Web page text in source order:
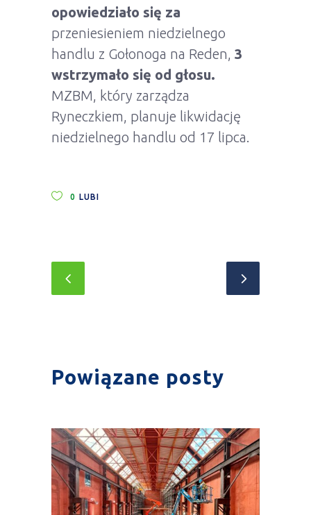
opowiedziało się za
przeniesieniem niedzielnego
handlu z Gołonoga na Reden, 3
wstrzymało się od głosu.
MZBM, który zarządza
Ryneczkiem, planuje likwidację
niedzielnego handlu od 17 lipca.
0 LUBI
Powiązane posty